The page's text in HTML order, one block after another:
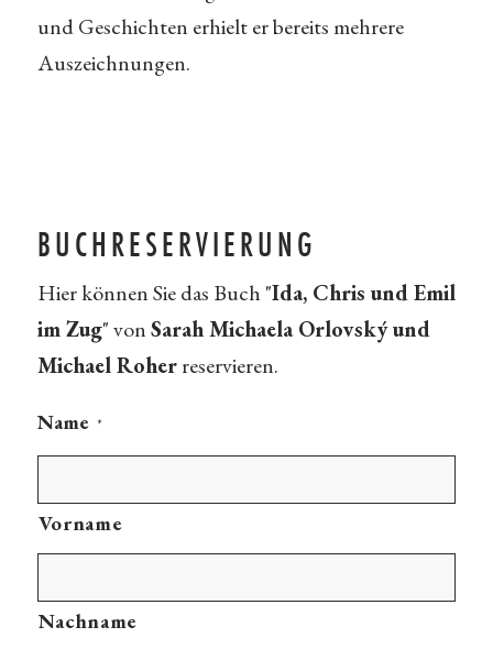
und Geschichten erhielt er bereits mehrere
Auszeichnungen.
BUCHRESERVIERUNG
Hier können Sie das Buch "Ida, Chris und Emil
im Zug" vonSarah Michaela Orlovský und
Michael Roherreservieren.
Name *
Vorname
Nachname